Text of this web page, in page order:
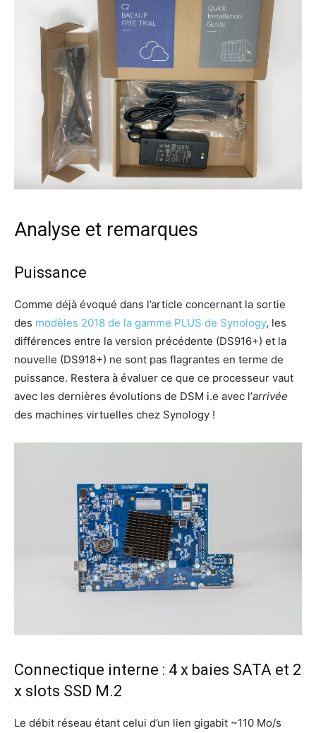
Analyse et remarques
Puissance
Comme déjà évoqué dans l’article concernant la sortie
des modèles 2018 de la gamme PLUS de Synology, les
différences entre la version précédente (DS916+) et la
nouvelle (DS918+) ne sont pas flagrantes en terme de
puissance. Restera à évaluer ce que ce processeur vaut
avec les dernières évolutions de DSM i.e avec l’arrivée
des machines virtuelles chez Synology !
Connectique interne : 4 x baies SATA et 2
x slots SSD M.2
Le débit réseau étant celui d’un lien gigabit ~110 Mo/s